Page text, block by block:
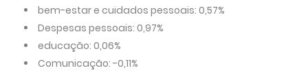
bem-estar e cuidados pessoais: 0,57%
Despesas pessoais: 0,97%
educação: 0,06%
Comunicação: -0,11%